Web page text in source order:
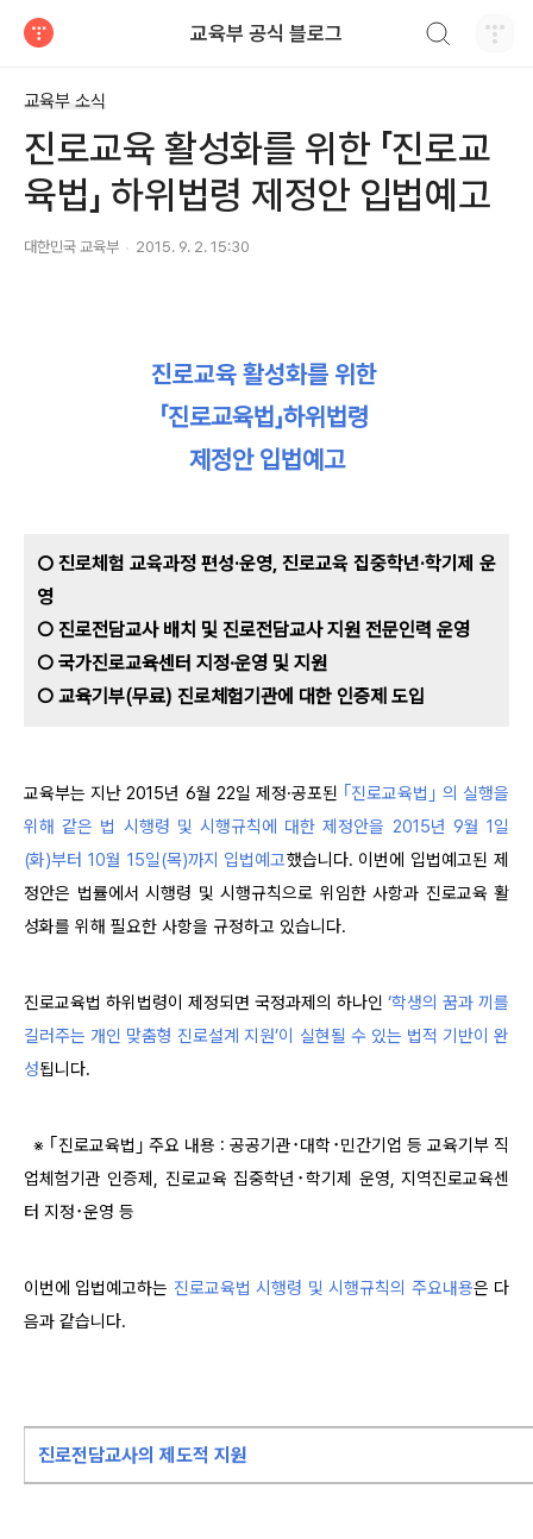
교육부 공식 블로그
교육부 소식
진로교육 활성화를 위한 「진로교
육법」 하위법령 제정안 입법예고
대한민국 교육부 2015. 9. 2. 15:30
진로교육 활성화를 위한
「진로교육법」하위법령
제정안 입법예고
○ 진로체험 교육과정 편성·운영, 진로교육 집중학년·학기제 운
영
○ 진로전담교사 배치 및 진로전담교사 지원 전문인력 운영
○ 국가진로교육센터 지정·운영 및 지원
○ 교육기부(무료) 진로체험기관에 대한 인증제 도입
교육부는 지난 2015년 6월 22일 제정·공포된 ｢진로교육법｣ 의 실행을
위해 같은 법 시행령 및 시행규칙에 대한 제정안을 2015년 9월 1일
(화)부터 10월 15일(목)까지 입법예고했습니다. 이번에 입법예고된 제
정안은 법률에서 시행령 및 시행규칙으로 위임한 사항과 진로교육 활
성화를 위해 필요한 사항을 규정하고 있습니다.
진로교육법 하위법령이 제정되면 국정과제의 하나인 ‘학생의 꿈과 끼를
길러주는 개인 맞춤형 진로설계 지원’이 실현될 수 있는 법적 기반이 완
성됩니다.
※ ｢진로교육법｣ 주요 내용 : 공공기관･대학･민간기업 등 교육기부 직
업체험기관 인증제, 진로교육 집중학년･학기제 운영, 지역진로교육센
터 지정･운영 등
이번에 입법예고하는 진로교육법 시행령 및 시행규칙의 주요내용은 다
음과 같습니다.
진로전담교사의 제도적 지원